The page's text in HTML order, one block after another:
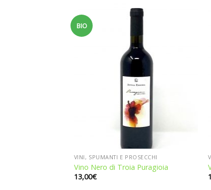
BIO
VINI, SPUMANTI E PROSECCHI
Vino Nero di Troia Puragioia
13,00€